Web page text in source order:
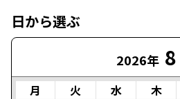
日から選ぶ
2026年 8
月 火 水 木